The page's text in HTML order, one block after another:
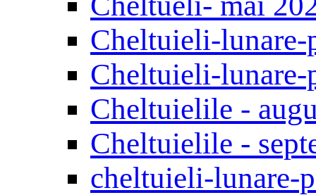
Cheltuieli-
Cheltuieli-
Cheltuielile -
Cheltuielile -
cheltuieli-lunare-